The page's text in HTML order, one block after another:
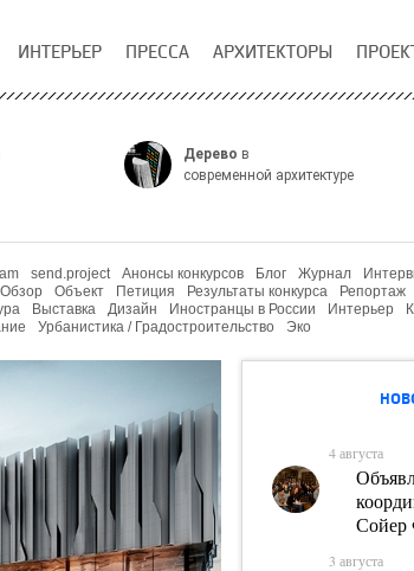
ИНТЕРЬЕР ПРЕССА АРХИТЕКТОРЫ
Дерево в
современной архитектуре
send.project Анонсы конкурсов Блог Журнал
Обзор Объект Петиция Результаты конкурса Репортаж
Выставка Дизайн Иностранцы в России Интерьер
Урбанистика / Градостроительство Эко
4 августа
Сойер
3 августа